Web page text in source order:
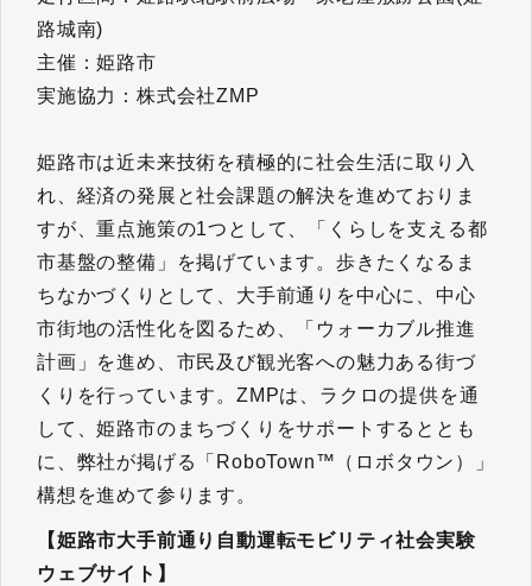
路城南)
主催：姫路市
実施協力：株式会社ZMP
​​​​​​​姫路市は近未来技術を積極的に社会生活に取り入
れ、経済の発展と社会課題の解決を進めておりま
すが、重点施策の1つとして、「くらしを支える都
市基盤の整備」を掲げています。歩きたくなるま
ちなかづくりとして、大手前通りを中心に、中心
市街地の活性化を図るため、「ウォーカブル推進
計画」を進め、市民及び観光客への魅力ある街づ
くりを行っています。ZMPは、ラクロの提供を通
して、姫路市のまちづくりをサポートするととも
に、弊社が掲げる「RoboTown™（ロボタウン）」
構想を進めて参ります。
【姫路市大手前通り自動運転モビリティ社会実験
ウェブサイト】